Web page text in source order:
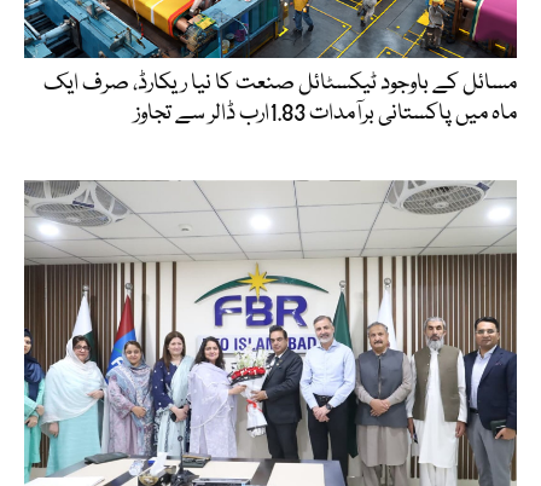
مسائل کے باوجود ٹیکسٹائل صنعت کا نیا ریکارڈ، صرف ایک
ماہ میں پاکستانی برآمدات 1.83ارب ڈالر سے تجاوز